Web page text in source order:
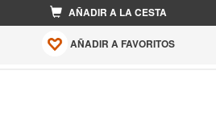
AÑADIR A LA CESTA
AÑADIR A FAVORITOS